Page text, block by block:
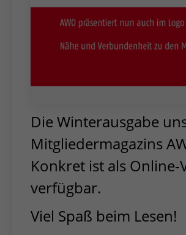
Die Winterausgabe
Mitgliedermagazins
Konkret ist als Online-
verfügbar.
Viel Spaß beim Lesen!